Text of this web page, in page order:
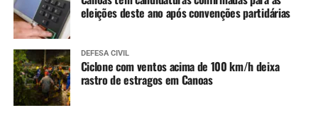
eleições deste ano após convenções partidárias
DEFESA CIVIL
Ciclone com ventos acima de 100 km/h deixa
rastro de estragos em Canoas